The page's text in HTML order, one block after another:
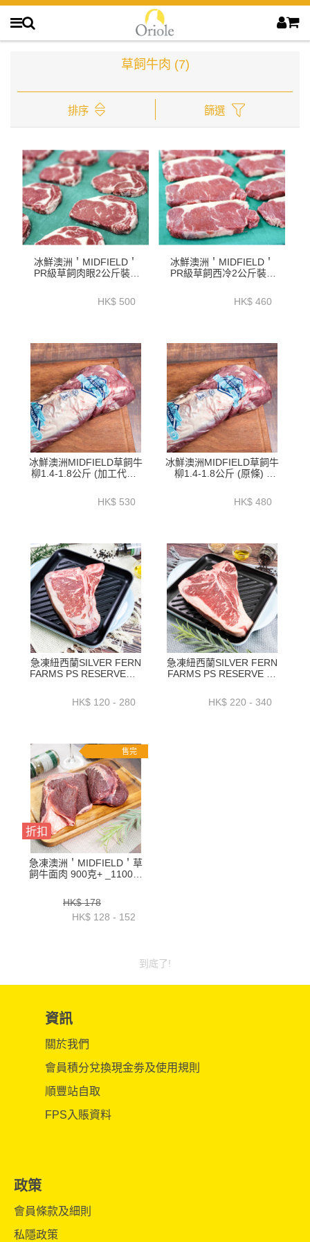
草飼牛肉 (7)
排序 篩選
冰鮮澳洲＇MIDFIELD＇
PR級草飼肉眼2公斤裝--
HK$ 500
冰鮮澳洲＇MIDFIELD＇
PR級草飼西冷2公斤裝--
HK$ 460
冰鮮澳洲MIDFIELD草飼牛
柳1.4-1.8公斤 (加工代切)
HK$ 530
冰鮮澳洲MIDFIELD草飼牛
柳1.4-1.8公斤 (原條) -
HK$ 480
急凍紐西蘭SILVER FERN
FARMS PS RESERVE牛T
ZBBTB001
HK$ 120 - 280
急凍紐西蘭SILVER FERN
FARMS PS RESERVE 紅
ZBBTB002
HK$ 220 - 340
售完
折扣
急凍澳洲＇MIDFIELD＇草
飼牛面肉 900克+ _1100克
HK$ 178
HK$ 128 - 152
到底了!
資訊
關於我們
會員積分兌換現金劵及使用規則
順豐站自取
FPS入賬資料
政策
會員條款及細則
私隱政策